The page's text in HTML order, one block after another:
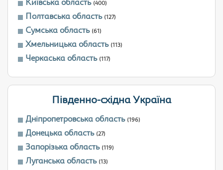
Київська область (400)
Полтавська область (127)
Сумська область (61)
Хмельницька область (113)
Черкаська область (117)
Південно-східна Україна
Дніпропетровська область (196)
Донецька область (27)
Запорізька область (119)
Луганська область (13)